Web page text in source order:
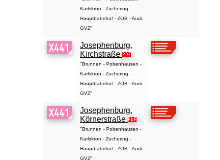
Karlskron - Zuchering -
Hauptbahnhof - ZOB - Audi
GVZ"
Josephenburg,
Kirchstraße
"Brunnen - Pobenhausen -
Karlskron - Zuchering -
Hauptbahnhof - ZOB - Audi
GVZ"
Josephenburg,
Körnerstraße
"Brunnen - Pobenhausen -
Karlskron - Zuchering -
Hauptbahnhof - ZOB - Audi
GVZ"